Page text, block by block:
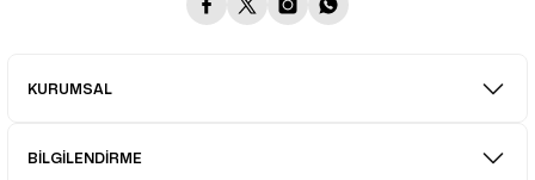
KURUMSAL
BİLGİLENDİRME